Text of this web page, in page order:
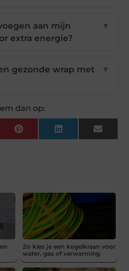
aan mijn
extra energie?
▼
gezonde wrap met
▼
dan op:
PinterestLinkedInEmail
Zo kies je een kogelkraan voor
water, gas of verwarming